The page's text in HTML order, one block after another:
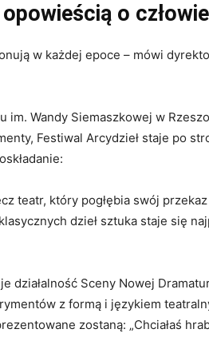
o
w każdej epoce – mówi
im. Wandy Siemaszkowej w
Festiwal Arcydzieł staje po
teatr, który pogłębia swój
dzieł sztuka staje się
działalność Sceny Nowej
z formą i językiem
zostaną: „Chciałaś